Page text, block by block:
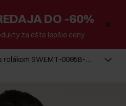
DO -60%
za ešte lepšie ceny
SWEMT-0095B-